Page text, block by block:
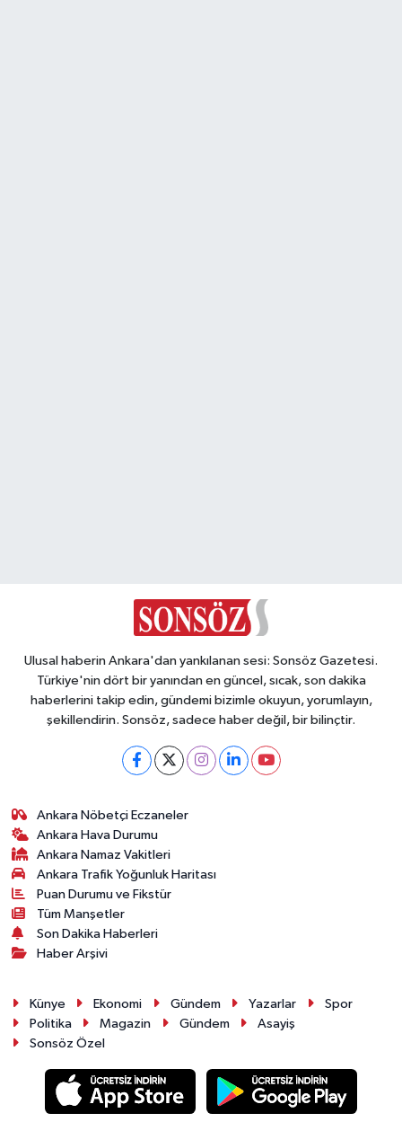
Ulusal haberin Ankara'dan yankılanan sesi: Sonsöz Gazetesi.
Türkiye'nin dört bir yanından en güncel, sıcak, son dakika
haberlerini takip edin, gündemi bizimle okuyun, yorumlayın,
şekillendirin. Sonsöz, sadece haber değil, bir bilinçtir.
Ankara Nöbetçi Eczaneler
Ankara Hava Durumu
Ankara Namaz Vakitleri
Ankara Trafik Yoğunluk Haritası
Puan Durumu ve Fikstür
Tüm Manşetler
Son Dakika Haberleri
Haber Arşivi
Künye Ekonomi Gündem Yazarlar
Spor
Politika
Magazin Gündem
Asayiş
Sonsöz Özel